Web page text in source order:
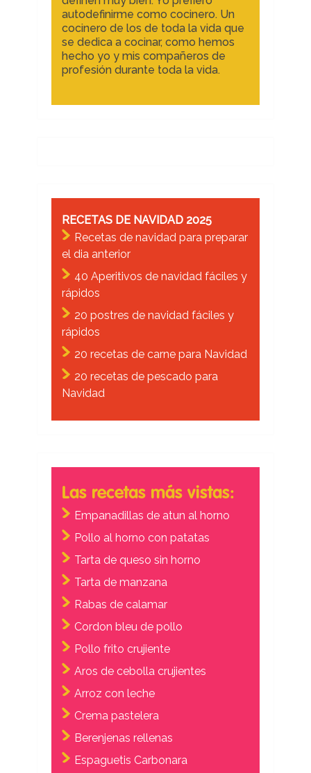
autodefinirme como cocinero. Un
cocinero de los de toda la vida que
se dedica a cocinar, como hemos
hecho yo y mis compañeros de
profesión durante toda la vida.
RECETAS DE NAVIDAD 2025
Recetas de navidad para preparar
el dia anterior
40 Aperitivos de navidad fáciles y
rápidos
20 postres de navidad fáciles y
rápidos
20 recetas de carne para Navidad
20 recetas de pescado para
Navidad
Las recetas más vistas:
Empanadillas de atun al horno
Pollo al horno con patatas
Tarta de queso sin horno
Tarta de manzana
Rabas de calamar
Cordon bleu de pollo
Pollo frito crujiente
Aros de cebolla crujientes
Arroz con leche
Crema pastelera
Berenjenas rellenas
Espaguetis Carbonara